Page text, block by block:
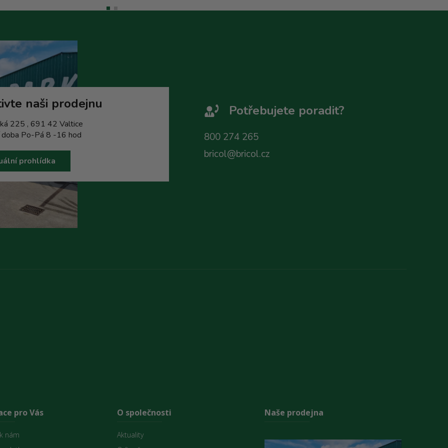
naši prodejnu
225 , 691 42 Valtice
doba Po-Pá 8 -16 hod
prohlídka
Potřebujete poradit?
800 274 265
bricol@bricol.cz
pro Vás
nám
O společnosti
Aktuality
Naše prodejna